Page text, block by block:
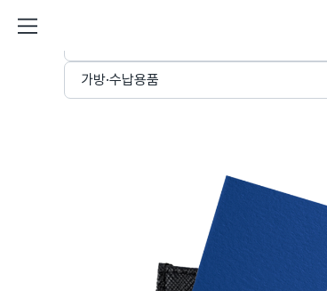
사피아노 명함 카드 지갑
가방·수납용품